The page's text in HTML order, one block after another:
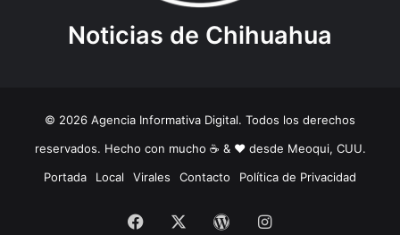
Noticias de Chihuahua
© 2026 Agencia Informativa Digital. Todos los derechos
reservados. Hecho con mucho ☕️ & ❤️ desde Meoqui, CUU.
Portada
Local Virales Contacto Política de Privacidad
Facebook WordPressInstagram